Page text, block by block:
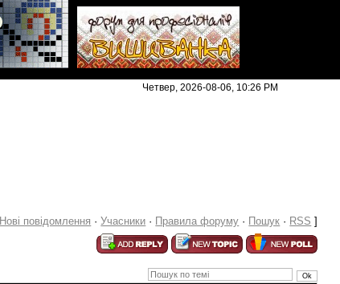
Четвер, 2026-08-06, 10:26 PM
Нові повідомлення ·Учасники · Правила форуму · Пошук · RSS ]